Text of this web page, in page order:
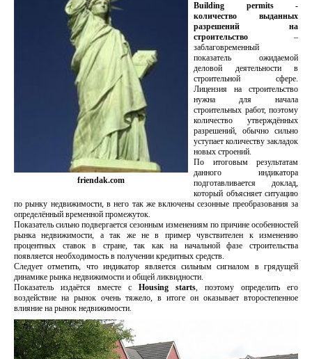
friendak.com
Building permits -
количество выданных
разрешений на
строительство –
заблаговременный
показатель ожидаемой
деловой деятельности в
строительной сфере.
Лицензия на строительство
нужна для начала
строительных работ, поэтому
количество утверждённых
разрешений, обычно сильно
уступает количеству закладок
новых строений.
По итоговым результатам
данного индикатора
подготавливается доклад,
который объясняет ситуацию
по рынку недвижимости, в него так же включены сезонные преобразования за
определённый временной промежуток.
Показатель сильно подвергается сезонным изменениям по причине особенностей
рынка недвижимости, а так же не в пример чувствителен к изменению
процентных ставок в стране, так как на начальной фазе строительства
появляется необходимость в получении кредитных средств.
Следует отметить, что индикатор является сильным сигналом в грядущей
динамике рынка недвижимости и общей ликвидности.
Показатель издаётся вместе с Housing starts, поэтому определить его
воздействие на рынок очень тяжело, в итоге он оказывает второстепенное
влияние на рынок недвижимости.